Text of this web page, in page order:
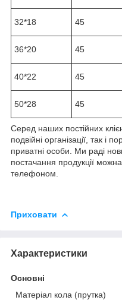
32*18 45
36*20 45
40*22 45
50*28 45
Серед наших постійних
подвійні організації, так і
приватні особи. Ми раді
постачання продукції
телефоном.
Приховати
Характеристики
Основні
Матеріал кола (прутка)